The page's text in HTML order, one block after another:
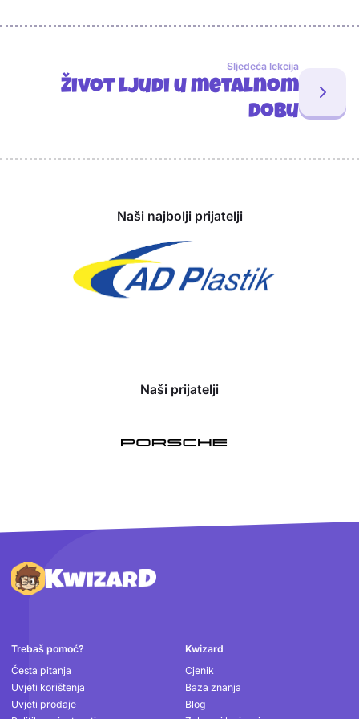
Sljedeća lekcija
Život ljudi u metalnom
dobu
Naši najbolji prijatelji
Naši prijatelji
Podnožje
Trebaš pomoć?
Česta pitanja
Uvjeti korištenja
Uvjeti prodaje
Kwizard
Cjenik
Baza znanja
Blog